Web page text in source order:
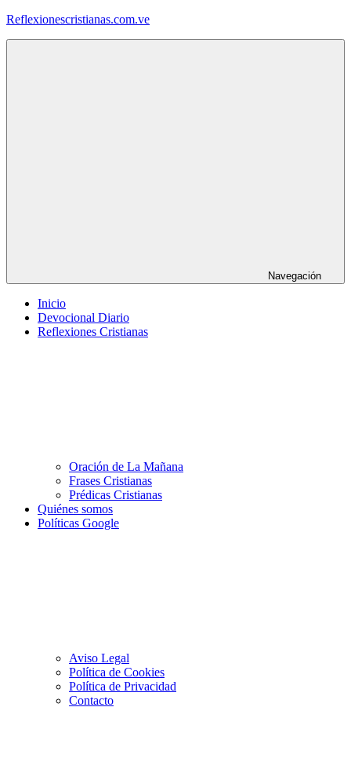
Saltar
Reflexionescristianas.com.ve
Navegación
Inicio
Devocional Diario
Reflexiones Cristianas
Oración de La Mañana
Frases Cristianas
Prédicas Cristianas
Quiénes somos
Políticas Google
Aviso Legal
Política de Cookies
Política de Privacidad
Contacto